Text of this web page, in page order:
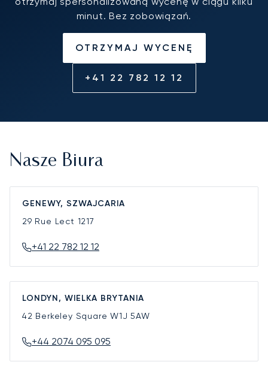
minut. Bez zobowiązań.
OTRZYMAJ WYCENĘ
+41 22 782 12 12
Nasze Biura
GENEWY, SZWAJCARIA
29 Rue Lect 1217
+41 22 782 12 12
LONDYN, WIELKA BRYTANIA
42 Berkeley SquareW1J 5AW
+44 2074 095 095